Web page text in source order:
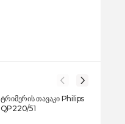
ტრიმერის თავაკი Philips
QP220/51